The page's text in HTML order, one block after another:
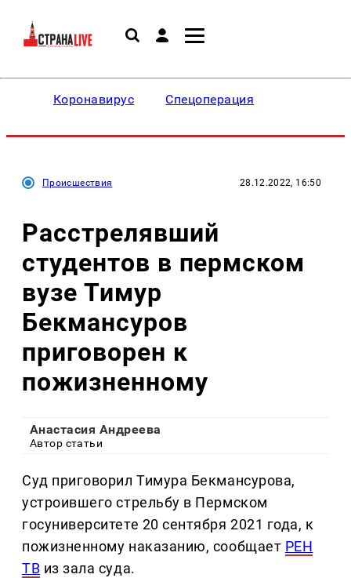
Коронавирус Спецоперация
Происшествия 28.12.2022, 16:50
Расстрелявший
студентов в пермском
вузе Тимур
Бекмансуров
приговорен к
пожизненному
Анастасия Андреева
Автор статьи
Суд приговорил Тимура Бекмансурова,
устроившего стрельбу в Пермском
госуниверситете 20 сентября 2021 года, к
пожизненному наказанию, сообщает РЕН
ТВ из зала суда.